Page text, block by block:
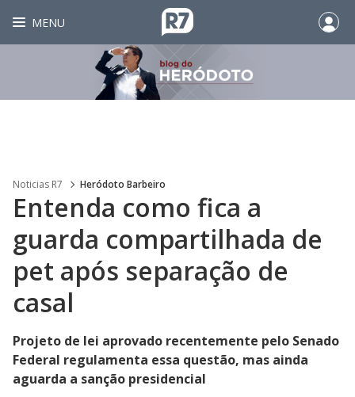
MENU
Noticias R7 Heródoto Barbeiro
Entenda como fica a
guarda compartilhada de
pet após separação de
casal
Projeto de lei aprovado recentemente pelo Senado
Federal regulamenta essa questão, mas ainda
aguarda a sanção presidencial